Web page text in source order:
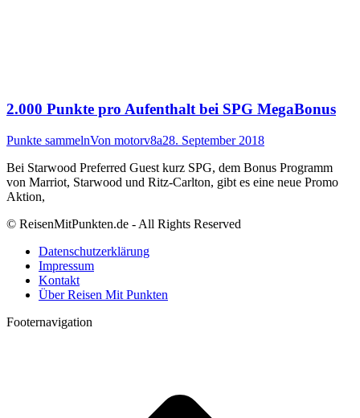
2.000 Punkte pro Aufenthalt bei SPG MegaBonus
Punkte sammelnVon motorv8a28. September 2018
Bei Starwood Preferred Guest kurz SPG, dem Bonus Programm
von Marriot, Starwood und Ritz-Carlton, gibt es eine neue Promo
Aktion,
© ReisenMitPunkten.de - All Rights Reserved
Datenschutzerklärung
Impressum
Kontakt
Über Reisen Mit Punkten
Footernavigation